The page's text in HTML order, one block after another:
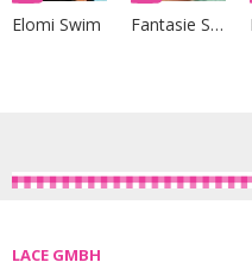
Elomi Swim Fantasie Swim
LACE GMBH